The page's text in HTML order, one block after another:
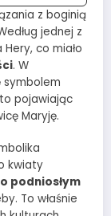
z boginią
jednej z
co miało
. W
symbolem
pojawiając
Maryję.
kwiaty
podniosłym
To właśnie